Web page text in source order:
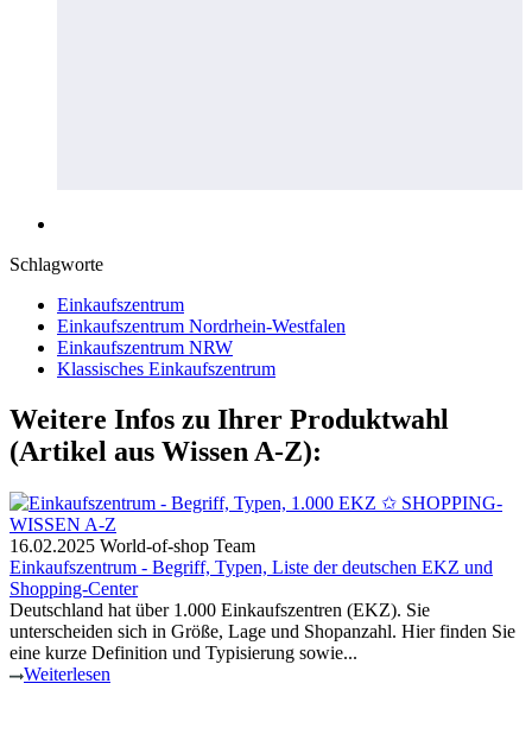
Schlagworte
Einkaufszentrum
Einkaufszentrum Nordrhein-Westfalen
Einkaufszentrum NRW
Klassisches Einkaufszentrum
Weitere Infos zu Ihrer Produktwahl
(Artikel aus Wissen A-Z):
16.02.2025 World-of-shop Team
Einkaufszentrum - Begriff, Typen, Liste der deutschen EKZ und
Shopping-Center
Deutschland hat über 1.000 Einkaufszentren (EKZ). Sie
unterscheiden sich in Größe, Lage und Shopanzahl. Hier finden Sie
eine kurze Definition und Typisierung sowie...
Weiterlesen